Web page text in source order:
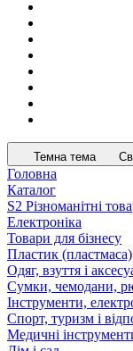
Темна тема
Головна
Каталог
S2 Різноманітні
Електроніка
Товари для бізнесу
Пластик (пластмаса)
Одяг, взуття і
Сумки, чемодани,
Інструменти,
Спорт, туризм і
Медичні